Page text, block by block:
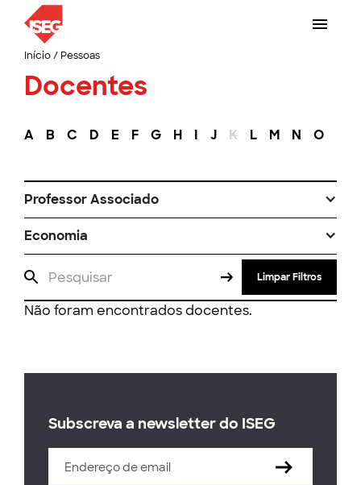
Início/ Pessoas
Docentes
A B C D E F G H I J K L M N O
Professor Associado
Economia
Limpar Filtros
Não foram encontrados docentes.
Subscreva a newsletter do ISEG